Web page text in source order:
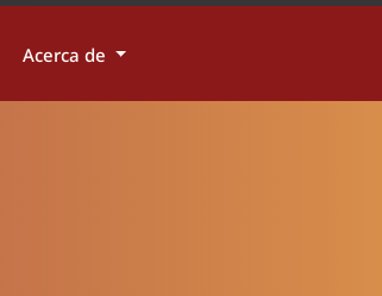
Acerca de